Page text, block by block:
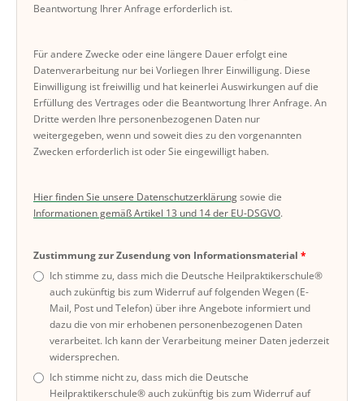
Beantwortung Ihrer Anfrage erforderlich ist.
Für andere Zwecke oder eine längere Dauer erfolgt eine
Datenverarbeitung nur bei Vorliegen Ihrer Einwilligung. Diese
Einwilligung ist freiwillig und hat keinerlei Auswirkungen auf die
Erfüllung des Vertrages oder die Beantwortung Ihrer Anfrage. An
Dritte werden Ihre personenbezogenen Daten nur
weitergegeben, wenn und soweit dies zu den vorgenannten
Zwecken erforderlich ist oder Sie eingewilligt haben.
Hier finden Sie unsere Datenschutzerklärungsowie die
Informationen gemäß Artikel 13 und 14 der EU-DSGVO.
Zustimmung zur Zusendung von Informationsmaterial
Ich stimme zu, dass mich die Deutsche Heilpraktikerschule®
auch zukünftig bis zum Widerruf auf folgenden Wegen (E-
Mail, Post und Telefon) über ihre Angebote informiert und
dazu die von mir erhobenen personenbezogenen Daten
verarbeitet. Ich kann der Verarbeitung meiner Daten jederzeit
widersprechen.
Ich stimme nicht zu, dass mich die Deutsche
Heilpraktikerschule® auch zukünftig bis zum Widerruf auf